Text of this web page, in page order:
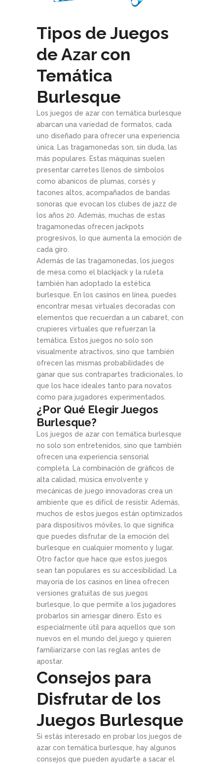
Tipos de Juegos
de Azar con
Temática
Burlesque
Los juegos de azar con temática burlesque
abarcan una variedad de formatos, cada
uno diseñado para ofrecer una experiencia
única. Las tragamonedas son, sin duda, las
más populares. Estas máquinas suelen
presentar carretes llenos de símbolos
como abanicos de plumas, corsés y
tacones altos, acompañados de bandas
sonoras que evocan los clubes de jazz de
los años 20. Además, muchas de estas
tragamonedas ofrecen jackpots
progresivos, lo que aumenta la emoción de
cada giro.
Además de las tragamonedas, los juegos
de mesa como el blackjack y la ruleta
también han adoptado la estética
burlesque. En los casinos en línea, puedes
encontrar mesas virtuales decoradas con
elementos que recuerdan a un cabaret, con
crupieres virtuales que refuerzan la
temática. Estos juegos no solo son
visualmente atractivos, sino que también
ofrecen las mismas probabilidades de
ganar que sus contrapartes tradicionales, lo
que los hace ideales tanto para novatos
como para jugadores experimentados.
¿Por Qué Elegir Juegos
Burlesque?
Los juegos de azar con temática burlesque
no solo son entretenidos, sino que también
ofrecen una experiencia sensorial
completa. La combinación de gráficos de
alta calidad, música envolvente y
mecánicas de juego innovadoras crea un
ambiente que es difícil de resistir. Además,
muchos de estos juegos están optimizados
para dispositivos móviles, lo que significa
que puedes disfrutar de la emoción del
burlesque en cualquier momento y lugar.
Otro factor que hace que estos juegos
sean tan populares es su accesibilidad. La
mayoría de los casinos en línea ofrecen
versiones gratuitas de sus juegos
burlesque, lo que permite a los jugadores
probarlos sin arriesgar dinero. Esto es
especialmente útil para aquellos que son
nuevos en el mundo del juego y quieren
familiarizarse con las reglas antes de
apostar.
Consejos para
Disfrutar de los
Juegos Burlesque
Si estás interesado en probar los juegos de
azar con temática burlesque, hay algunos
consejos que pueden ayudarte a sacar el